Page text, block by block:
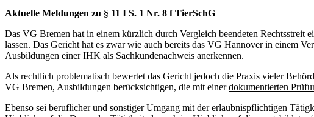
Aktuelle Meldungen zu § 11 I S. 1 Nr. 8 f TierSchG
Das VG Bremen hat in einem kürzlich durch Vergleich beendeten Rechtsstreit
lassen. Das Gericht hat es zwar wie auch bereits das VG Hannover in einem
Ausbildungen einer IHK als Sachkundenachweis anerkennen.
Als rechtlich problematisch bewertet das Gericht jedoch die Praxis vieler
VG Bremen, Ausbildungen berücksichtigen, die mit einerdokumentierten
Ebenso sei beruflicher und sonstiger Umgang mit der erlaubnispflichtigen